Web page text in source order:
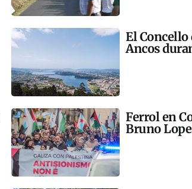
El Concello
Ancos
Ferrol en
Bruno